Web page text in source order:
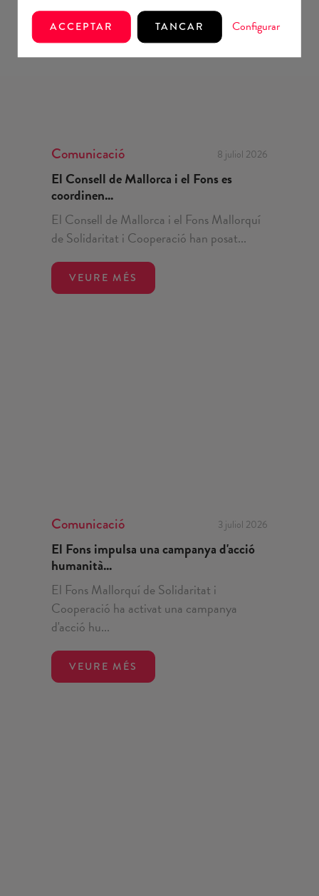
Comunicació 8 juliol 2026
El Consell de Mallorca i el Fons es
coordinen...
El Consell de Mallorca i el Fons Mallorquí
de Solidaritat i Cooperació han posat...
VEURE MÉS
Comunicació 3 juliol 2026
El Fons impulsa una campanya d'acció
humanità...
El Fons Mallorquí de Solidaritat i
Cooperació ha activat una campanya
d'acció hu...
VEURE MÉS
ACCEPTAR TANCAR Configurar